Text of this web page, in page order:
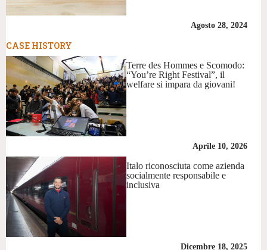
Agosto 28, 2024
CASE HISTORY
Terre des Hommes e Scomodo:
“You’re Right Festival”, il
welfare si impara da giovani!
Aprile 10, 2026
Italo riconosciuta come azienda
socialmente responsabile e
inclusiva
Dicembre 18, 2025